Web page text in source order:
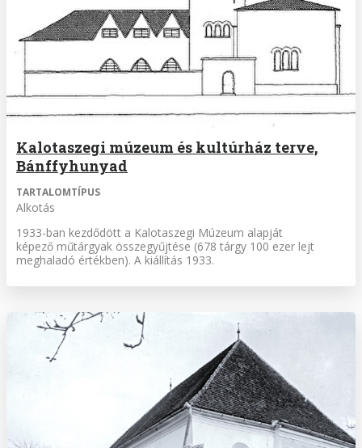
Kalotaszegi múzeum és kultúrház terve,
Bánffyhunyad
TARTALOMTÍPUS
Alkotás
1933-ban kezdődött a Kalotaszegi Múzeum alapját
képező műtárgyak összegyűjtése (678 tárgy 100 ezer lejt
meghaladó értékben). A kiállítás 1933.